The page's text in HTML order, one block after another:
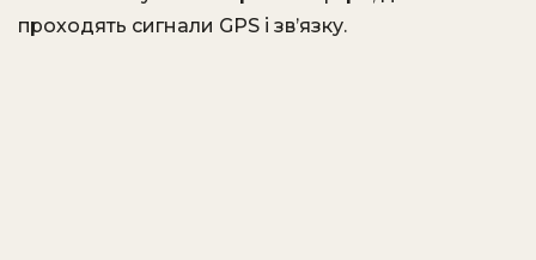
проходять сигнали GPS і зв’язку.